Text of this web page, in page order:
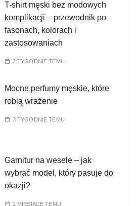
T-shirt męski bez modowych
komplikacji – przewodnik po
fasonach, kolorach i
zastosowaniach
2 TYGODNIE TEMU
Mocne perfumy męskie, które
robią wrażenie
3 TYGODNIE TEMU
Garnitur na wesele – jak
wybrać model, który pasuje do
okazji?
2 MIESIĄCE TEMU